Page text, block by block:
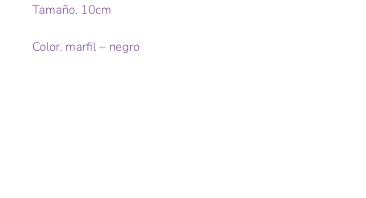
Tamaño. 10cm
Color. marfil – negro